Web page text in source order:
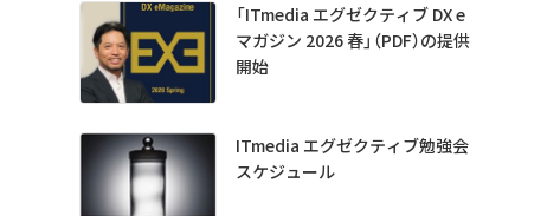
「ITmedia エグゼクティブ DX e
マガジン 2026 春」（PDF）の提供
開始
ITmedia エグゼクティブ勉強会
スケジュール